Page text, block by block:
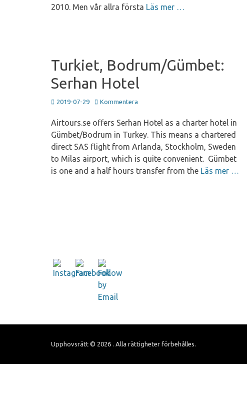
2010. Men vår allra första Läs mer …
Turkiet, Bodrum/Gümbet:
Serhan Hotel
Publicerad
2019-07-29 Kommentera
Airtours.se offers Serhan Hotel as a charter hotel in
Gümbet/Bodrum in Turkey. This means a chartered
direct SAS flight from Arlanda, Stockholm, Sweden
to Milas airport, which is quite convenient. Gümbet
is one and a half hours transfer from the Läs mer …
Upphovsrätt © 2026 . Alla rättigheter förbehålles.